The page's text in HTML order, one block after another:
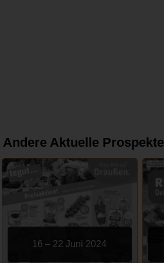
Andere Aktuelle Prospekte
16 – 22 Juni 2024